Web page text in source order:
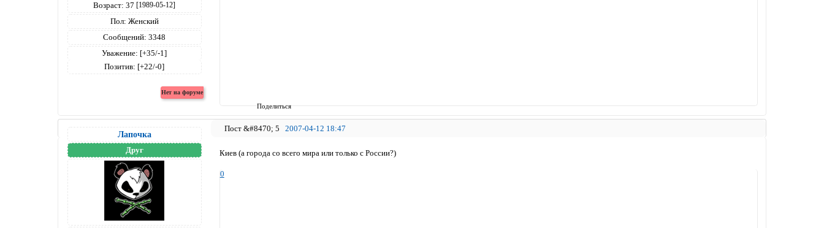
Поделиться
Возраст: 37 [1989-05-12]
Пол: Женский
Сообщений: 3348
Уважение: [+35/-1]
Позитив: [+22/-0]
5 2007-04-12 18:47
Лапочка
Друг Киев (а города со всего мира или только с России?)
0